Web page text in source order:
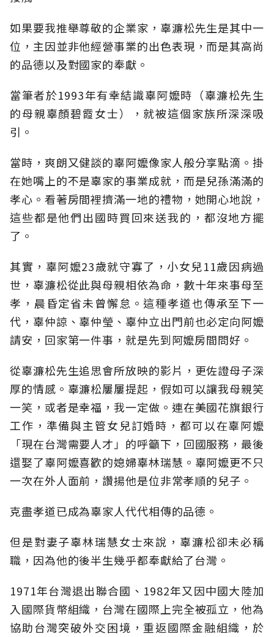
如果要我推舉尊敬的企業家，辜濂松先生是其中一
位，主因並非他經營事業的出色表現，而是其高尚
的品德以及對國家的奉獻。
當筆者於1993年有幸結識辜阿嬤時（辜濂松先生
的母親辜顏碧霞女士），就被這個家族所深深吸
引。
當時，爽朗又健談的辜阿嬤像家人般分享點滴。掛
在她嘴上的不是辜家的事業成就，而是兒孫滿滿的
孝心。看著房間裡擠滿一地的禮物，她開心地說，
這些都是他們出國時買回來送我的，都沒地方擺
了。
其實，辜阿嬤23歲就守寡了，小女兒11歲因病過
世，辜濂松從此與母親相依為命，數十年來事母至
孝，晨昏定省未曾懈怠。這種孝道也傳承至下一
代，辜仲諒、辜仲瑩、辜仲立出門前也必定向阿嬤
請安，回家第一件事，就是先到阿嬤房間問好。
從辜濂松先生追思會所放映的影片，更佐證母子深
厚的情感。辜濂松屢屢提起，假如可以讓我母親笑
一笑，或者是幸福，我一定做。連在美國花旗銀行
工作，準備與主管女兒訂婚時，都可以在辜阿嬤
「現在台灣需要人才」的呼籲下，回國服務，最後
還娶了辜阿嬤喜歡的媳婦辜林瑞慧。辜阿嬤更不只
一次在外人面前，讚揚他是位非常孝順的兒子。
克盡孝道已成為辜家人代代相傳的品德。
但是對妻子辜林瑞慧女士來說，辜濂松卻未必稱
職，因為他的後半生幾乎都奉獻給了台灣。
1971年台灣退出聯合國、1982年又因中國大陸加
入國際貨幣組織，台灣在國際上完全被孤立，他為
協助台灣突破外交困境，重返國際金融組織，於